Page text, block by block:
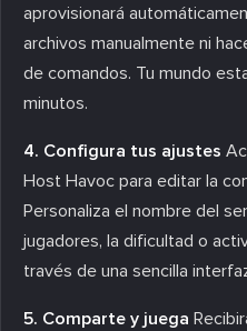
aprovisionará
archivos manualmente ni
de comandos. Tu mundo
minutos.
4. Configura tus ajustes
Host Havoc para editar la
Personaliza el nombre del
jugadores, la dificultad o
través de una sencilla
5. Comparte y juega